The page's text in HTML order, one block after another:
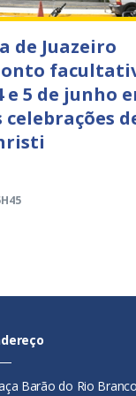
de Juazeiro
e 5 de junho
celebrações
Barão do Rio